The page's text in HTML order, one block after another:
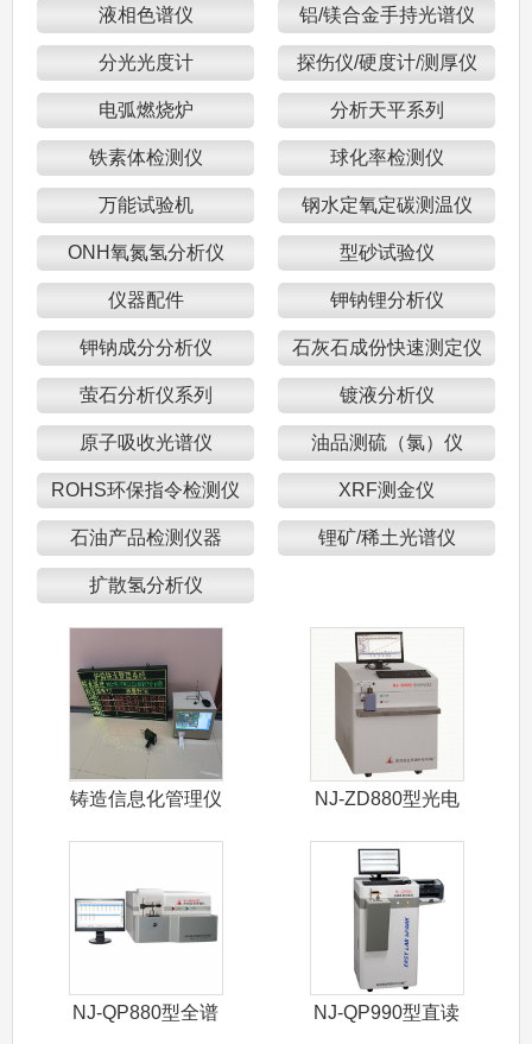
液相色谱仪 铝/镁合金手持光谱仪
分光光度计 探伤仪/硬度计/测厚仪
电弧燃烧炉 分析天平系列
铁素体检测仪 球化率检测仪
万能试验机 钢水定氧定碳测温仪
ONH氧氮氢分析仪 型砂试验仪
仪器配件 钾钠锂分析仪
钾钠成分分析仪 石灰石成份快速测定仪
萤石分析仪系列 镀液分析仪
原子吸收光谱仪 油品测硫（氯）仪
ROHS环保指令检测仪 XRF测金仪
石油产品检测仪器 锂矿/稀土光谱仪
扩散氢分析仪
铸造信息化管理仪
NJ-ZD880型光电
NJ-QP880型全谱
NJ-QP990型直读